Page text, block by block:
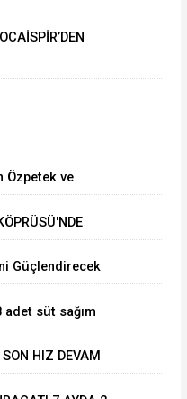
Özpetek ve
Güçlendirecek
süt sağım
HIZ DEVAM